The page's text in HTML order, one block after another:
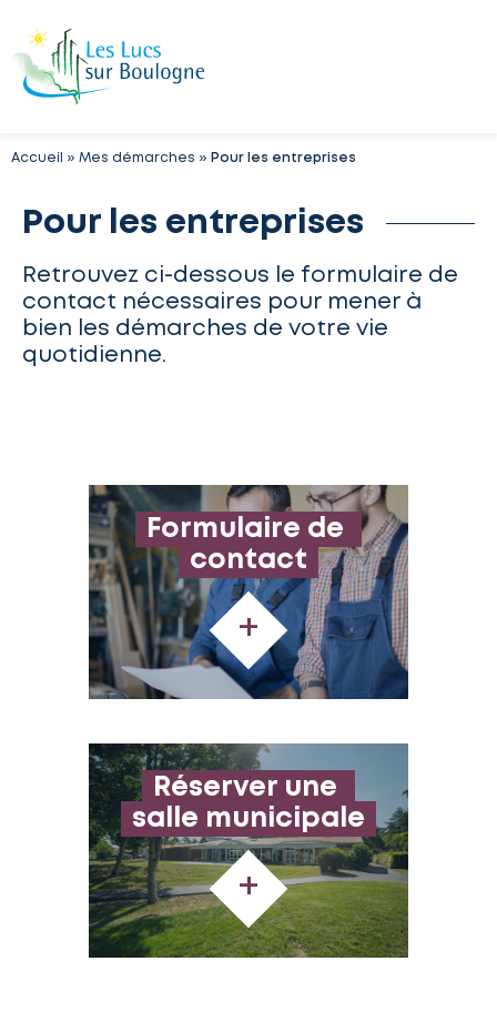
Accueil » Mes démarches » Pour les entreprises
Pour les entreprises
Retrouvez ci-dessous le formulaire de
contact nécessaires pour mener à
bien les démarches de votre vie
quotidienne.
Formulaire de
contact
+
Réserver une
salle municipale
+